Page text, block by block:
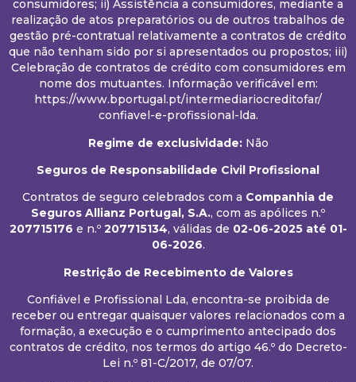
consumidores; ii) Assistência a consumidores, mediante a
realização de atos preparatórios ou de outros trabalhos de
gestão pré-contratual relativamente a contratos de crédito
que não tenham sido por si apresentados ou propostos; iii)
Celebração de contratos de crédito com consumidores em
nome dos mutuantes. Informação verificável em:
https://www.bportugal.pt/intermediariocreditofar/
confiavel-e-profissional-lda.
Regime de exclusividade:Não
Seguros de Responsabilidade Civil Profissional
Contratos de seguro celebrados com a Companhia de
Seguros Allianz Portugal, S.A., com as apólices n.º
207715176 e n.º 207715134, válidas de 02-06-2025até 01-
06-2026.
Restrição de Recebimento de Valores
Confiável e Profissional Lda, encontra-se proibida de
receber ou entregar quaisquer valores relacionados com a
formação, a execução e o cumprimento antecipado dos
contratos de crédito, nos termos do artigo 46.º do Decreto-
Lei n.º 81-C/2017, de 07/07.